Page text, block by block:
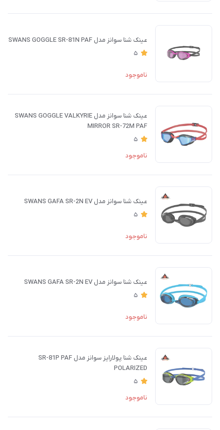
عینک شنا سوانز مدل SWANS GOGGLE SR-81N PAF
5
ناموجود
عینک شنا سوانز مدل SWANS GOGGLE VALKYRIE
MIRROR SR-72M PAF
5
ناموجود
عینک شنا سوانز مدل SWANS GAFA SR-2N EV
5
ناموجود
عینک شنا سوانز مدل SWANS GAFA SR-2N EV
5
ناموجود
عینک شنا پولارایز سوانز مدل SR-81P PAF
POLARIZED
5
ناموجود